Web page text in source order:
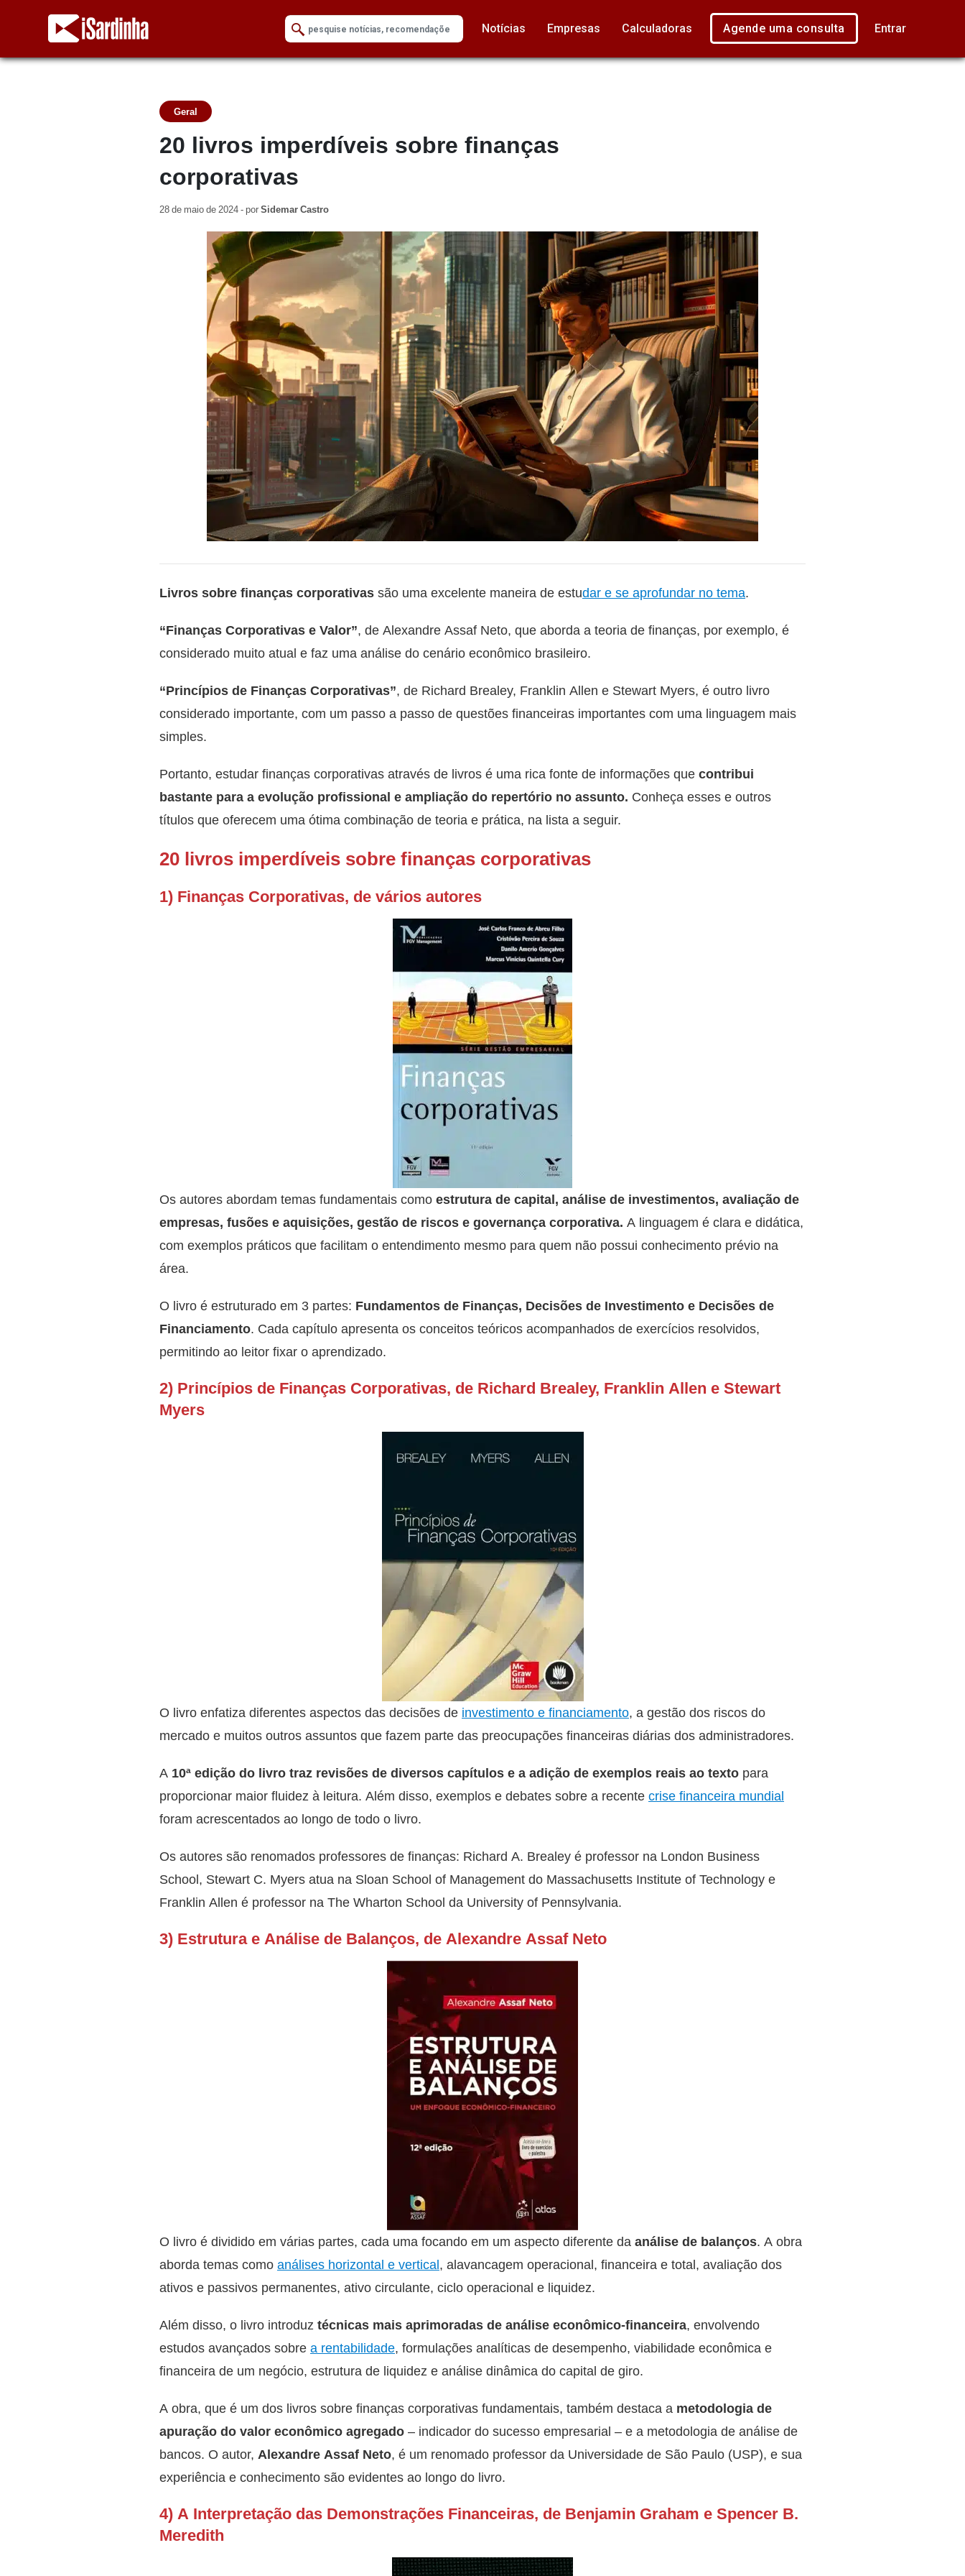
Notícias Empresas Calculadoras Agende uma consulta Entrar
Geral
20 livros imperdíveis sobre finanças
corporativas
28 de maio de 2024 - porSidemar Castro
Livros sobre finanças corporativas são uma excelente maneira de estudar e se aprofundar no tema.
“Finanças Corporativas e Valor”, de Alexandre Assaf Neto, que aborda a teoria de finanças, por exemplo, é
considerado muito atual e faz uma análise do cenário econômico brasileiro.
“Princípios de Finanças Corporativas”, de Richard Brealey, Franklin Allen e Stewart Myers, é outro livro
considerado importante, com um passo a passo de questões financeiras importantes com uma linguagem mais
simples.
Portanto, estudar finanças corporativas através de livros é uma rica fonte de informações que contribui
bastante para a evolução profissional e ampliação do repertório no assunto. Conheça esses e outros
títulos que oferecem uma ótima combinação de teoria e prática, na lista a seguir.
20 livros imperdíveis sobre finanças corporativas
1) Finanças Corporativas, de vários autores
Os autores abordam temas fundamentais como estrutura de capital, análise de investimentos, avaliação de
empresas, fusões e aquisições, gestão de riscos e governança corporativa. A linguagem é clara e didática,
com exemplos práticos que facilitam o entendimento mesmo para quem não possui conhecimento prévio na
área.
O livro é estruturado em 3 partes: Fundamentos de Finanças, Decisões de Investimento e Decisões de
Financiamento. Cada capítulo apresenta os conceitos teóricos acompanhados de exercícios resolvidos,
permitindo ao leitor fixar o aprendizado.
2) Princípios de Finanças Corporativas, de Richard Brealey, Franklin Allen e Stewart
Myers
O livro enfatiza diferentes aspectos das decisões de investimento e financiamento, a gestão dos riscos do
mercado e muitos outros assuntos que fazem parte das preocupações financeiras diárias dos administradores.
A 10ª edição do livro traz revisões de diversos capítulos e a adição de exemplos reais ao texto para
proporcionar maior fluidez à leitura. Além disso, exemplos e debates sobre a recente crise financeira mundial
foram acrescentados ao longo de todo o livro.
Os autores são renomados professores de finanças: Richard A. Brealey é professor na London Business
School, Stewart C. Myers atua na Sloan School of Management do Massachusetts Institute of Technology e
Franklin Allen é professor na The Wharton School da University of Pennsylvania.
3) Estrutura e Análise de Balanços, de Alexandre Assaf Neto
O livro é dividido em várias partes, cada uma focando em um aspecto diferente da análise de balanços. A obra
aborda temas como análises horizontal e vertical, alavancagem operacional, financeira e total, avaliação dos
ativos e passivos permanentes, ativo circulante, ciclo operacional e liquidez.
Além disso, o livro introduz técnicas mais aprimoradas de análise econômico-financeira, envolvendo
estudos avançados sobre a rentabilidade, formulações analíticas de desempenho, viabilidade econômica e
financeira de um negócio, estrutura de liquidez e análise dinâmica do capital de giro.
A obra, que é um dos livros sobre finanças corporativas fundamentais, também destaca a metodologia de
apuração do valor econômico agregado – indicador do sucesso empresarial – e a metodologia de análise de
bancos. O autor, Alexandre Assaf Neto, é um renomado professor da Universidade de São Paulo (USP), e sua
experiência e conhecimento são evidentes ao longo do livro.
4) A Interpretação das Demonstrações Financeiras, de Benjamin Graham e Spencer B.
Meredith